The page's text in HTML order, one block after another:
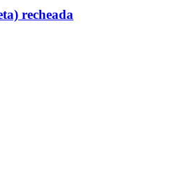
recheada